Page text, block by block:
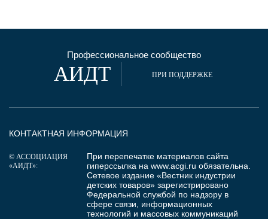
Профессиональное сообщество
АИДТ ПРИ ПОДДЕРЖКЕ
КОНТАКТНАЯ ИНФОРМАЦИЯ
© АССОЦИАЦИЯ
«АИДТ»:
При перепечатке материалов сайта
гиперссылка на www.acgi.ru обязательна.
Сетевое издание «Вестник индустрии
детских товаров» зарегистрировано
Федеральной службой по надзору в
сфере связи, информационных
технологий и массовых коммуникаций